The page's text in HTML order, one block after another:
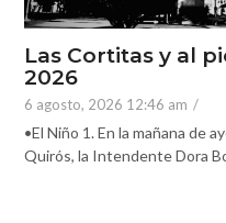
Las Cortitas y al
2026
6 agosto, 2026 12:46 am /
•El Niño 1. En la mañana de
Quirós, la Intendente Dora